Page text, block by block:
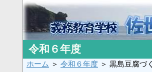
令和６年度
ホーム ＞ 令和６年度 ＞ 黒島豆腐づ